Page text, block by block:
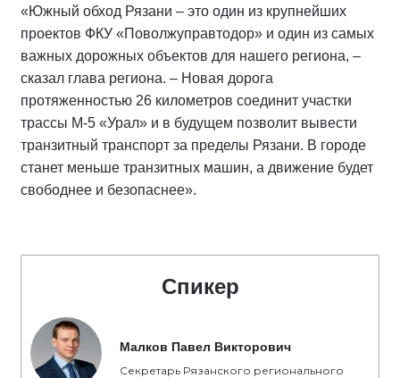
«Южный обход Рязани – это один из крупнейших
проектов ФКУ «Поволжуправтодор» и один из самых
важных дорожных объектов для нашего региона, –
сказал глава региона. – Новая дорога
протяженностью 26 километров соединит участки
трассы М-5 «Урал» и в будущем позволит вывести
транзитный транспорт за пределы Рязани. В городе
станет меньше транзитных машин, а движение будет
свободнее и безопаснее».
Спикер
Малков Павел Викторович
Секретарь Рязанского регионального